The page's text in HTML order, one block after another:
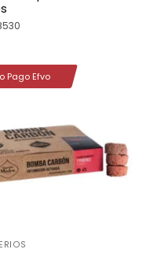
deseos
Pago Efvo